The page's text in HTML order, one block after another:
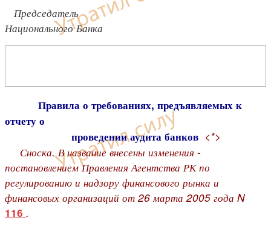
Председатель
Национального Банка
Правила о требованиях, предъявляемых к
отчету о
проведении аудита банков <*>
Сноска. В название внесены изменения -
постановлением Правления Агентства РК по
регулированию и надзору финансового рынка и
финансовых организаций от 26 марта 2005 года N
116 .